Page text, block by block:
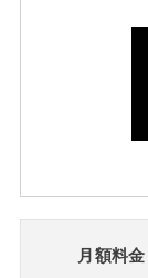
月額料金